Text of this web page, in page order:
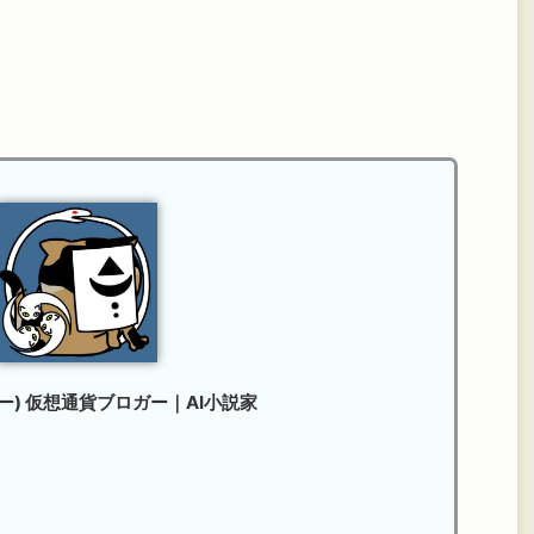
) 仮想通貨ブロガー｜AI小説家